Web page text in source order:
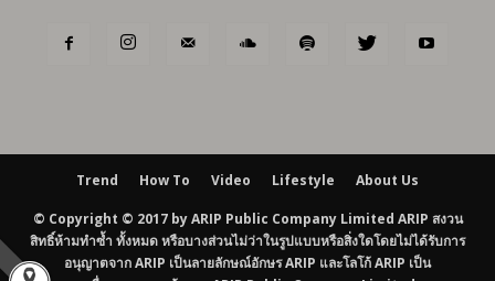
Trend How To Video Lifestyle About Us
© Copyright © 2017 by ARIP Public Company Limited ARIP สงวน
สิทธิ์ห้ามทำซ้ำ ทั้งหมด หรือบางส่วนไม่ว่าในรูปแบบหรือสิ่งใดโดยไม่ได้รับการ
อนุญาตจาก ARIP เป็นลายลักษณ์อักษร ARIP และโลโก้ ARIP เป็น